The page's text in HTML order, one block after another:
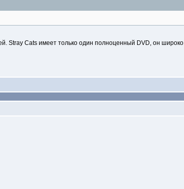
Stray Cats имеет только один полноценный DVD, он широко